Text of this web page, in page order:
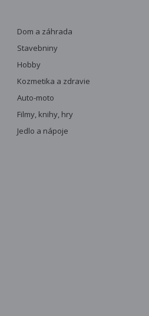
Dom a záhrada
Stavebniny
Hobby
Kozmetika a zdravie
Auto-moto
Filmy, knihy, hry
Jedlo a nápoje